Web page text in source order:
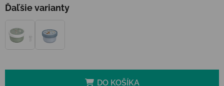
Ďaľšie varianty
DO KOŠÍKA